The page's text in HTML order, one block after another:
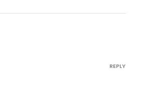
REPLY